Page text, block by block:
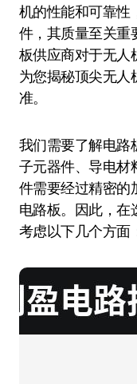
机的性能和可靠性
件，其质量至关重
板供应商对于无人
为您揭秘顶尖无人
准。
我们需要了解电路
子元器件、导电材
件需要经过精密的
电路板。因此，在
考虑以下几个方面